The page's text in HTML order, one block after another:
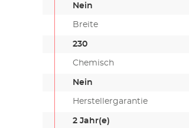
Nein
Breite
230
Chemisch
Nein
Herstellergarantie
2 Jahr(e)